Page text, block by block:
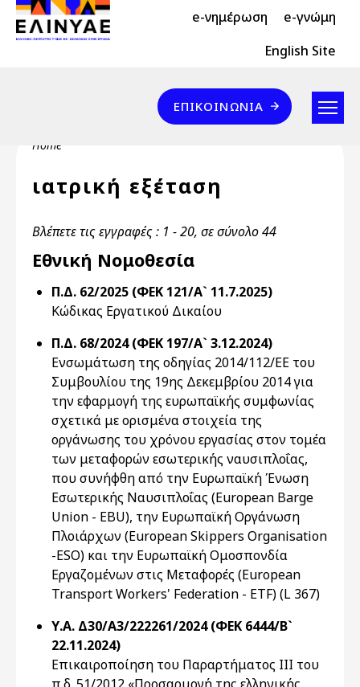
Skip to main content
Header Top 2 e-νημέρωση e-γνώμη
Header Top English Site
Επικοινωνία
ΕΠΙΚΟΙΝΩΝΊΑ
Breadcrumb
Home
ιατρική εξέταση
Βλέπετε τις εγγραφές : 1 - 20, σε σύνολο 44
Εθνική Νομοθεσία
Π.Δ. 62/2025 (ΦΕΚ 121/Α` 11.7.2025)
Κώδικας Εργατικού Δικαίου
Π.Δ. 68/2024 (ΦΕΚ 197/Α` 3.12.2024)
Ενσωμάτωση της οδηγίας 2014/112/ΕΕ του
Συμβουλίου της 19ης Δεκεμβρίου 2014 για
την εφαρμογή της ευρωπαϊκής συμφωνίας
σχετικά με ορισμένα στοιχεία της
οργάνωσης του χρόνου εργασίας στον τομέα
των μεταφορών εσωτερικής ναυσιπλοΐας,
που συνήφθη από την Ευρωπαϊκή Ένωση
Εσωτερικής Ναυσιπλοΐας (European Barge
Union - EBU), την Ευρωπαϊκή Οργάνωση
Πλοιάρχων (European Skippers Organisation
-ESO) και την Ευρωπαϊκή Ομοσπονδία
Εργαζομένων στις Μεταφορές (European
Transport Workers' Federation - ETF) (L 367)
Υ.Α. Δ30/A3/222261/2024 (ΦΕΚ 6444/Β`
22.11.2024)
Επικαιροποίηση του Παραρτήματος ΙΙΙ του